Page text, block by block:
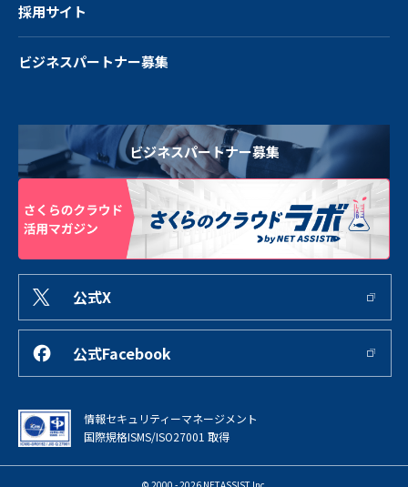
採用サイト
ビジネスパートナー募集
ビジネスパートナー募集
公式X
公式Facebook
情報セキュリティーマネージメント
国際規格ISMS/ISO27001 取得